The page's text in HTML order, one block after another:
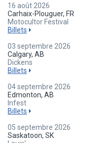
16 août 2026
Carhaix-Plouguer, FR
Motocultor Festival
Billets
03 septembre 2026
Calgary, AB
Dickens
Billets
04 septembre 2026
Edmonton, AB
Infest
Billets
05 septembre 2026
Saskatoon, SK